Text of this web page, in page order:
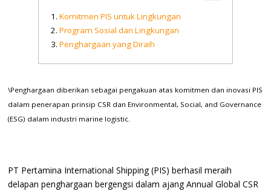
Komitmen PIS untuk Lingkungan
Program Sosial dan Lingkungan
Penghargaan yang Diraih
\Penghargaan diberikan sebagai pengakuan atas komitmen dan inovasi PIS
dalam penerapan prinsip CSR dan Environmental, Social, and Governance
(ESG) dalam industri marine logistic.
PT Pertamina International Shipping (PIS) berhasil meraih
delapan penghargaan bergengsi dalam ajang Annual Global CSR